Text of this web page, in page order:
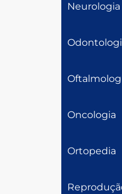
Neurologia
Oncologia
Ortopedia